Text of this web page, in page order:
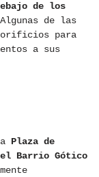
de los
de las
orificios para
a sus
Plaza de
Barrio Gótico